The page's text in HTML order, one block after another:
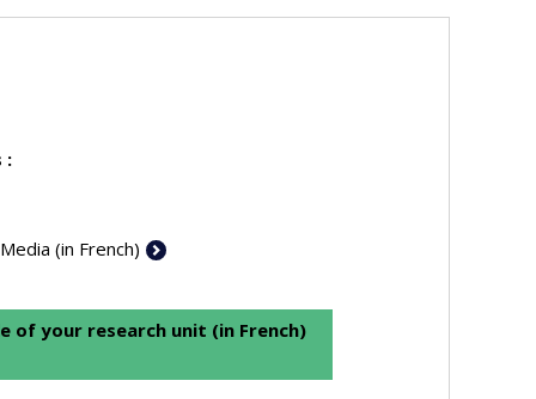
:
(in French)
of your research unit (in French)